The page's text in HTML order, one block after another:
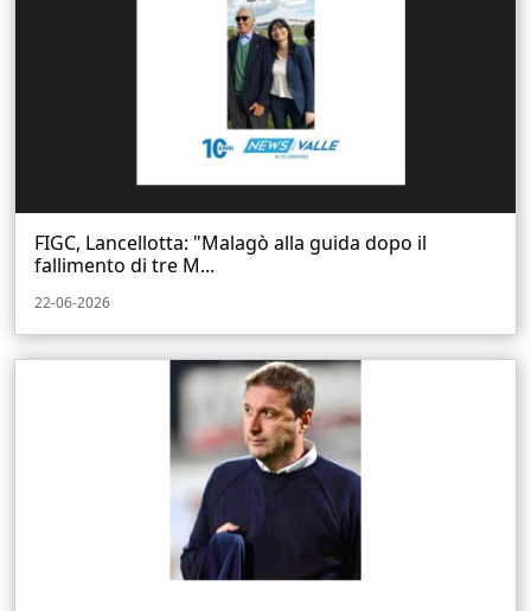
FIGC, Lancellotta: "Malagò alla guida dopo il
fallimento di tre M...
22-06-2026